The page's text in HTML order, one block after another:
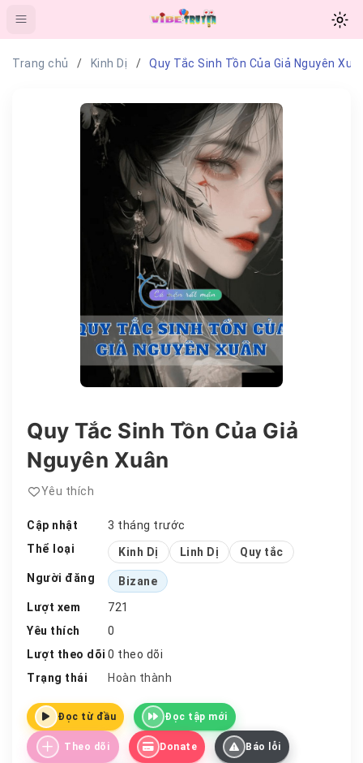
Trang chủ Kinh Dị Quy Tắc Sinh Tồn Của Giả Nguyên
Quy Tắc Sinh Tồn Của Giả
Nguyên Xuân
Yêu thích
Cập nhật
3 tháng trước
Thể loại
Kinh Dị Linh Dị
Quy tắc
Người đăng
Bizane
Lượt xem
721
Yêu thích
0
Lượt theo dõi 0 theo dõi
Trạng thái
Hoàn thành
Đọc từ đầu Đọc tập mới
Theo dõi Donate Báo lỗi